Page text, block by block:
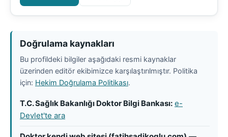
Doğrulama kaynakları
Bu profildeki bilgiler aşağıdaki resmi kaynaklar
üzerinden editör ekibimizce karşılaştırılmıştır. Politika
için: Hekim Doğrulama Politikası.
T.C. Sağlık Bakanlığı Doktor Bilgi Bankası: e-
Devlet'te ara